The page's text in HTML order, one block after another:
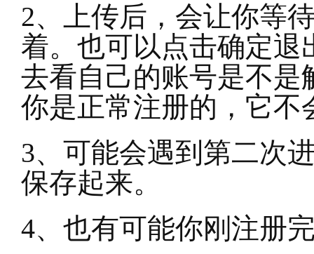
2、上传后，会让你等
着。也可以点击确定
去看自己的账号是不是
你是正常注册的，它不
3、可能会遇到第二次
保存起来。
4、也有可能你刚注册